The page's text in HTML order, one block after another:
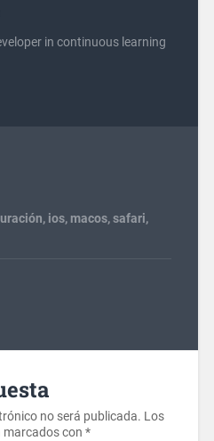
in continuous learning
, ios, macos,safari,
no será publicada. Los
con *